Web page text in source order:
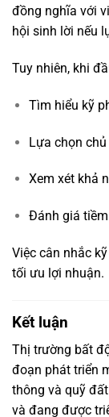
đồng nghĩa với
hội sinh lời nếu
Tuy nhiên, khi
Tìm hiểu kỹ
Lựa chọn chủ
Xem xét khả
Đánh giá tiềm
Việc cân nhắc kỹ
tối ưu lợi nhuận.
Kết luận
Thị trường bất
đoạn phát triển
thông và quỹ đất
và đang được